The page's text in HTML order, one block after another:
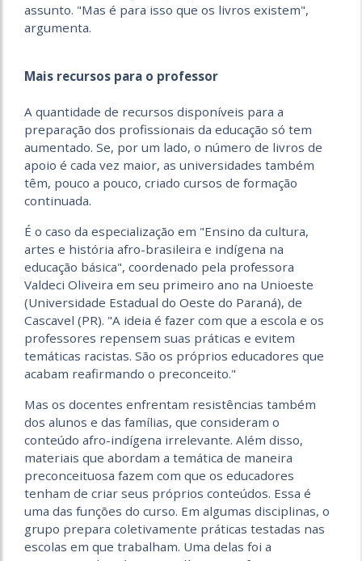
assunto. "Mas é para isso que os livros existem",
argumenta.
Mais recursos para o professor
A quantidade de recursos disponíveis para a
preparação dos profissionais da educação só tem
aumentado. Se, por um lado, o número de livros de
apoio é cada vez maior, as universidades também
têm, pouco a pouco, criado cursos de formação
continuada.
É o caso da especialização em "Ensino da cultura,
artes e história afro-brasileira e indígena na
educação básica", coordenado pela professora
Valdeci Oliveira em seu primeiro ano na Unioeste
(Universidade Estadual do Oeste do Paraná), de
Cascavel (PR). "A ideia é fazer com que a escola e os
professores repensem suas práticas e evitem
temáticas racistas. São os próprios educadores que
acabam reafirmando o preconceito."
Mas os docentes enfrentam resistências também
dos alunos e das famílias, que consideram o
conteúdo afro-indígena irrelevante. Além disso,
materiais que abordam a temática de maneira
preconceituosa fazem com que os educadores
tenham de criar seus próprios conteúdos. Essa é
uma das funções do curso. Em algumas disciplinas, o
grupo prepara coletivamente práticas testadas nas
escolas em que trabalham. Uma delas foi a